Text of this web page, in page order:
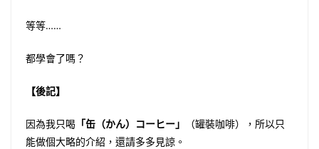
等等……
都學會了嗎？
【後記】
因為我只喝 「缶（かん）コーヒー」
（罐裝咖啡），所以只
能做個大略的介紹，還請多多見諒。